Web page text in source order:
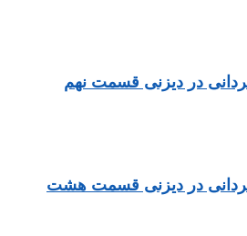
در دیزنی قسمت نهم
در دیزنی قسمت هشت